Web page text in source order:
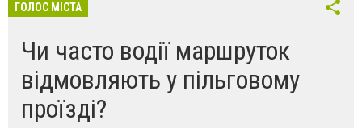
ГОЛОС МІСТА
Чи часто водії маршруток
відмовляють у пільговому
проїзді?